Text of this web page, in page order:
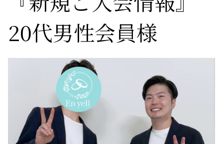
HOME
サービスの特徴
ご成婚までの流れ
20代男性会員様